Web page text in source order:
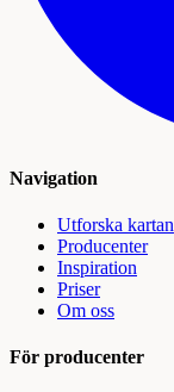
Navigation
Utforska kartan
Producenter
Inspiration
Priser
Om oss
För producenter